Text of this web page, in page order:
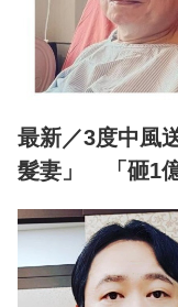
最新／3度中風
髮妻」 「砸1